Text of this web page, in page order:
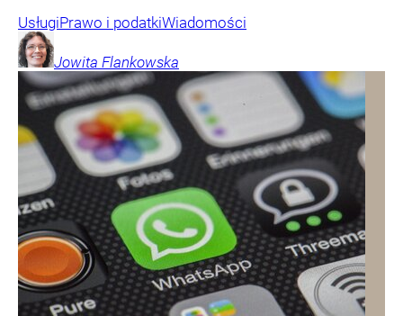
UsługiPrawo i podatkiWiadomości
Jowita Flankowska